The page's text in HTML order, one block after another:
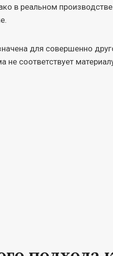
в реальном производстве
для совершенно
не соответствует